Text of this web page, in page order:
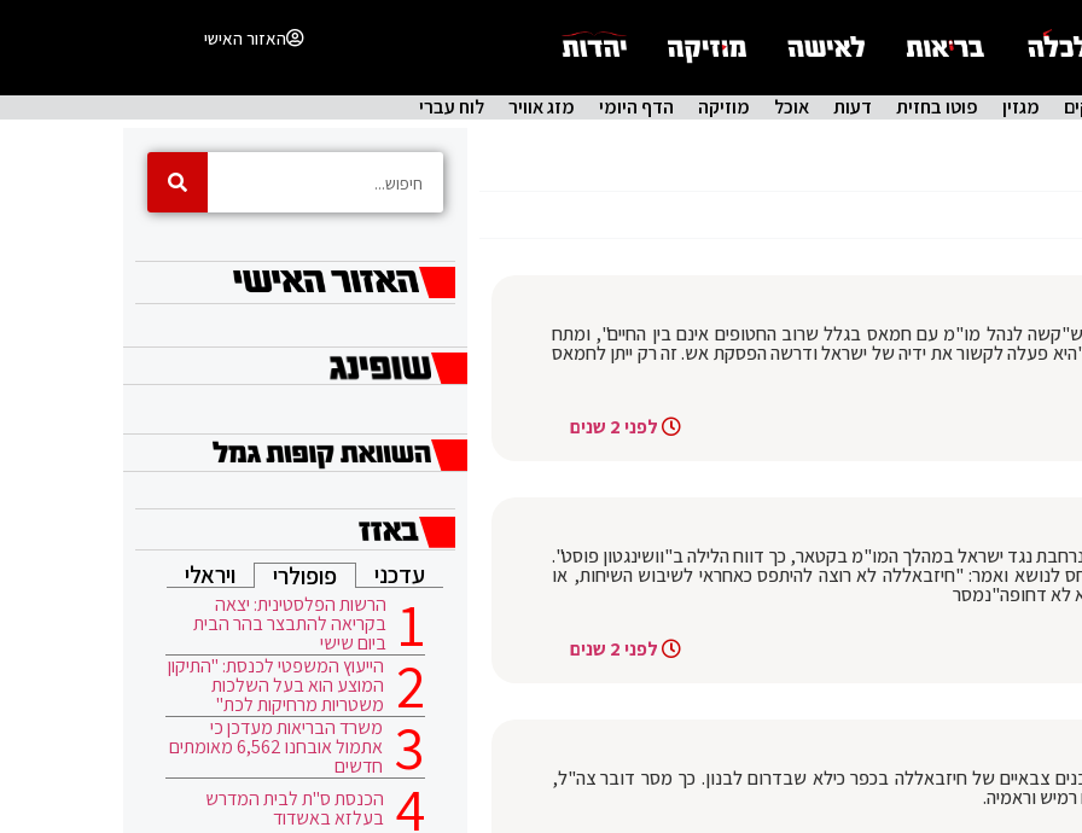
האזור האישי
מגזין פוטו בחזית דעות אוכל מוזיקה הדף היומי מזג אוויר לוח עברי
לנהל מו"מ עם חמאס בגלל שרוב החטופים אינם בין החיים", ומתח
"היא פעלה לקשור את ידיה של ישראל ודרשה הפסקת אש. זה רק ייתן לחמאס
לפני 2 שנים
נגד ישראל במהלך המו"מ בקטאר, כך דווח הלילה ב"וושינגטון פוסט".
לנושא ואמר: "חיזבאללה לא רוצה להיתפס כאחראי לשיבוש השיחות, או
לא דחופה"נמסר
לפני 2 שנים
צבאיים של חיזבאללה בכפר כילא שבדרום לבנון. כך מסר דובר צה"ל,
רמיש וראמיה.
עדכני פופולרי ויראלי
הרשות הפלסטינית: יצאה
בקריאה להתבצר בהר הבית
ביום שישי
הייעוץ המשפטי לכנסת: "התיקון
המוצע הוא בעל השלכות
משטריות מרחיקות לכת"
משרד הבריאות מעדכן כי
אתמול אובחנו 6,562 מאומתים
חדשים
הכנסת ס"ת לבית המדרש
בעלזא באשדוד